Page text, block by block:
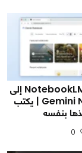
جوجل تغيّر NotebookLM إلى
Gemini Notebook | يكتب
بنفسه
0